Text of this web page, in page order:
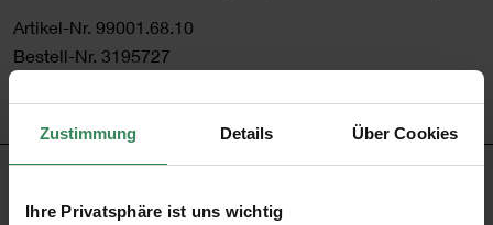
Zustimmung Details Über Cookies
Ihre Privatsphäre ist uns wichtig
Artikel-Nr. 99001.68.10
Bestell-Nr. 3195727